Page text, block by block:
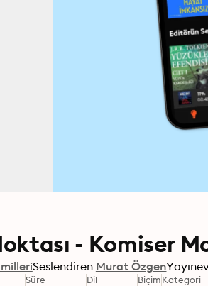
- Komiser
Seslendiren Murat Özgen
Süre Dil BiçimKategori